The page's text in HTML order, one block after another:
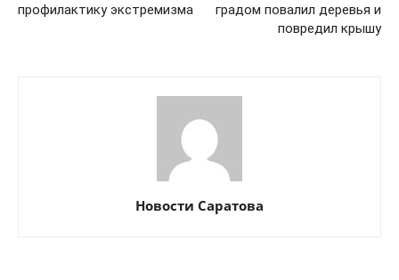
профилактику экстремизма
градом повалил деревья и
повредил крышу
Новости Саратова